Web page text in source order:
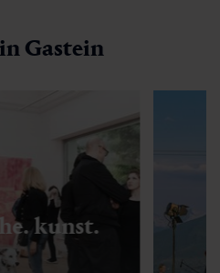
Gastein
kunst.